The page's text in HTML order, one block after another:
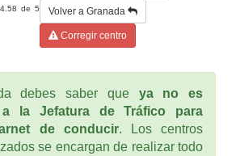
4.58 de5
Volver a Granada
Corregir centro
debes saber que ya no es
la Jefatura de Tráfico para
de conducir. Los centros
se encargan de realizar todo